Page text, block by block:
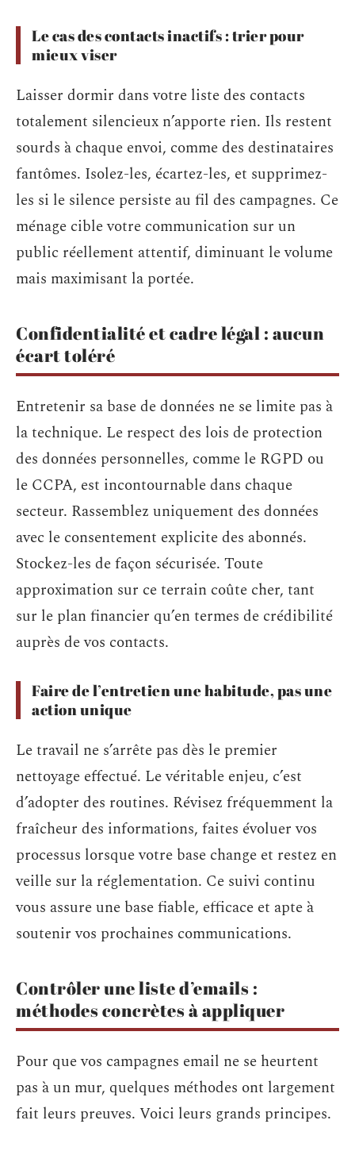
Le cas des contacts inactifs : trier pour
mieux viser
Laisser dormir dans votre liste des contacts
totalement silencieux n’apporte rien. Ils restent
sourds à chaque envoi, comme des destinataires
fantômes. Isolez-les, écartez-les, et supprimez-
les si le silence persiste au fil des campagnes. Ce
ménage cible votre communication sur un
public réellement attentif, diminuant le volume
mais maximisant la portée.
Confidentialité et cadre légal : aucun
écart toléré
Entretenir sa base de données ne se limite pas à
la technique. Le respect des lois de protection
des données personnelles, comme le RGPD ou
le CCPA, est incontournable dans chaque
secteur. Rassemblez uniquement des données
avec le consentement explicite des abonnés.
Stockez-les de façon sécurisée. Toute
approximation sur ce terrain coûte cher, tant
sur le plan financier qu’en termes de crédibilité
auprès de vos contacts.
Faire de l’entretien une habitude, pas une
action unique
Le travail ne s’arrête pas dès le premier
nettoyage effectué. Le véritable enjeu, c’est
d’adopter des routines. Révisez fréquemment la
fraîcheur des informations, faites évoluer vos
processus lorsque votre base change et restez en
veille sur la réglementation. Ce suivi continu
vous assure une base fiable, efficace et apte à
soutenir vos prochaines communications.
Contrôler une liste d’emails :
méthodes concrètes à appliquer
Pour que vos campagnes email ne se heurtent
pas à un mur, quelques méthodes ont largement
fait leurs preuves. Voici leurs grands principes.